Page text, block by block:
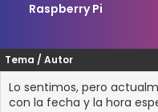
Raspberry Pi
Tema / Autor
Lo sentimos, pero
con la fecha y la hora